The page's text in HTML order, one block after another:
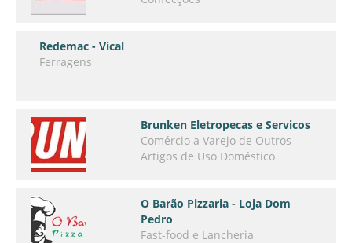
Redemac - Vical
Ferragens
Brunken Eletropecas e Servicos
Comércio a Varejo de Outros
Artigos de Uso Doméstico
O Barão Pizzaria - Loja Dom
Pedro
Fast-food e Lancheria